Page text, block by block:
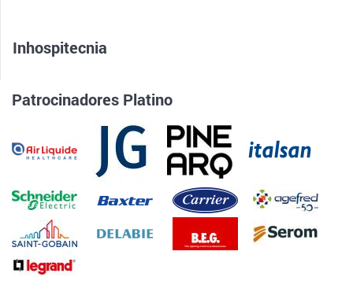
Inhospitecnia
Patrocinadores Platino